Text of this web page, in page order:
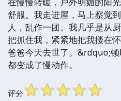
舒服。我走进屋，马上察觉
人，乱作一团。我几乎是从
把抓住我，紧紧地把我搂在
爸爸今天去世了。&rdquo;
都变成了慢动作。
评分☆☆☆☆☆